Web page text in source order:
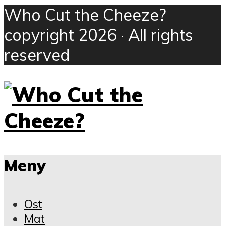
Who Cut the Cheeze?
copyright 2026 · All rights
reserved
Meny
Ost
Mat